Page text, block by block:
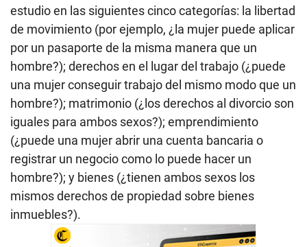
estudio en las siguientes cinco categorías: la libertad
de movimiento (por ejemplo, ¿la mujer puede aplicar
por un pasaporte de la misma manera que un
hombre?); derechos en el lugar del trabajo (¿puede
una mujer conseguir trabajo del mismo modo que un
hombre?); matrimonio (¿los derechos al divorcio son
iguales para ambos sexos?); emprendimiento
(¿puede una mujer abrir una cuenta bancaria o
registrar un negocio como lo puede hacer un
hombre?); y bienes (¿tienen ambos sexos los
mismos derechos de propiedad sobre bienes
inmuebles?).